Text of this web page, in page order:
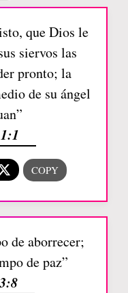
que Dios le
siervos las
pronto; la
de su ángel
de aborrecer;
de paz”